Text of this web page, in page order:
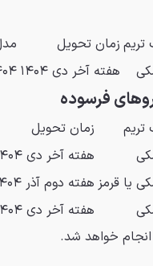
تریم زمان تحویل
هفته آخر دی ۱۴۰۴
تریم
زمان تحویل
هفته آخر دی ۱۴۰۴
یا قرمز هفته دوم آذر ۱۴۰۴
هفته آخر دی ۱۴۰۴
خواهد شد.